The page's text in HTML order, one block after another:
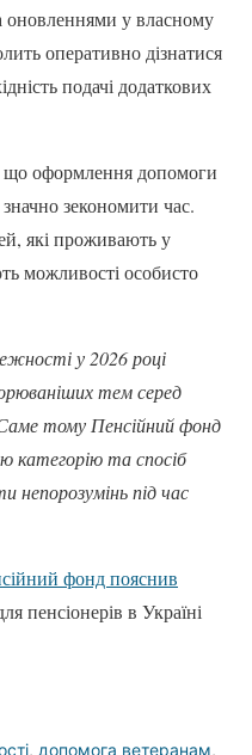
оновленнями у власному
оперативно дізнатися
подачі додаткових
що оформлення допомоги
зекономити час.
які проживають у
можливості особисто
у 2026 році
тем серед
тому Пенсійний фонд
категорію та спосіб
під час
фонд пояснив
пенсіонерів в Україні
, допомога ветеранам,